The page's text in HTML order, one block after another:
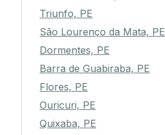
Triunfo, PE
São Lourenço da Mata, PE
Dormentes, PE
Barra de Guabiraba, PE
Flores, PE
Ouricuri, PE
Quixaba, PE